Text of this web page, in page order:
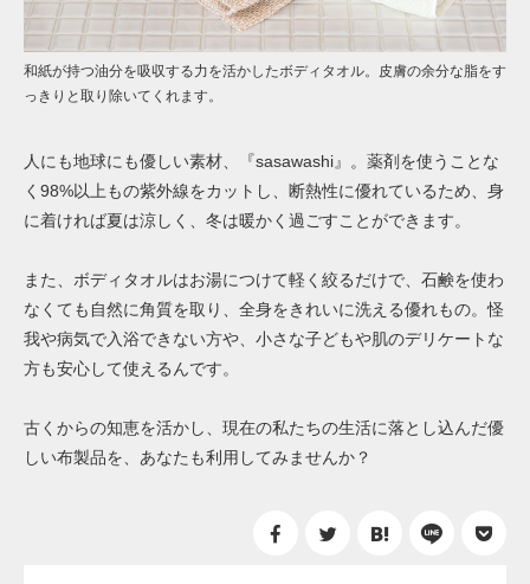
和紙が持つ油分を吸収する力を活かしたボディタオル。皮膚の余分な脂をす
っきりと取り除いてくれます。
人にも地球にも優しい素材、『sasawashi』。薬剤を使うことな
く98%以上もの紫外線をカットし、断熱性に優れているため、身
に着ければ夏は涼しく、冬は暖かく過ごすことができます。
また、ボディタオルはお湯につけて軽く絞るだけで、石鹸を使わ
なくても自然に角質を取り、全身をきれいに洗える優れもの。怪
我や病気で入浴できない方や、小さな子どもや肌のデリケートな
方も安心して使えるんです。
古くからの知恵を活かし、現在の私たちの生活に落とし込んだ優
しい布製品を、あなたも利用してみませんか？